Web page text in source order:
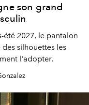
son grand
été 2027, le pantalon
silhouettes les
l'adopter.